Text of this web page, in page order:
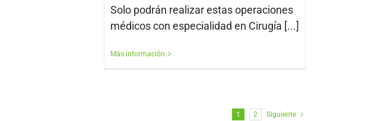
Solo podrán realizar estas operaciones
médicos con especialidad en Cirugía [...]
Más información
1 2 Siguiente